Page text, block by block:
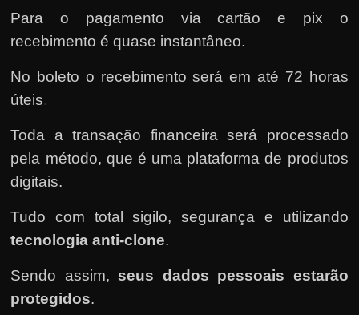
Para o pagamento via cartão e pix o
recebimento é quase instantâneo.
No boleto o recebimento será em até 72 horas
úteis.
Toda a transação financeira será processado
pela método, que é uma plataforma de produtos
digitais.
Tudo com total sigilo, segurança e utilizando
tecnologia anti-clone.
Sendo assim, seus dados pessoais estarão
protegidos.